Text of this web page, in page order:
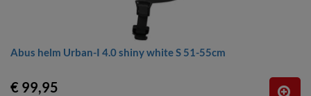
Abus helm Urban-I 4.0 shiny white S 51-55cm
€ 99,95